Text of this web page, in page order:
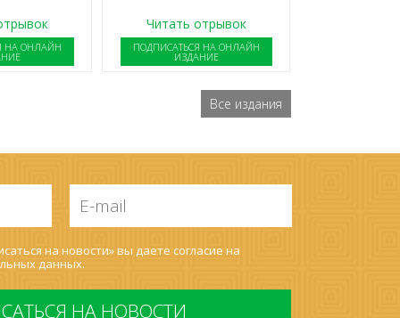
НА ОНЛАЙН
Читать отрывок
ПОДПИСАТЬСЯ НА ОНЛАЙН
ИЗДАНИЕ
Все издания
mail
*
на новости» вы даете согласие на
данных.